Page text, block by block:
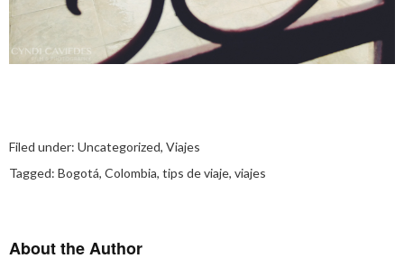
Filed under: Uncategorized, Viajes
Tagged: Bogotá, Colombia, tips de viaje, viajes
About the Author